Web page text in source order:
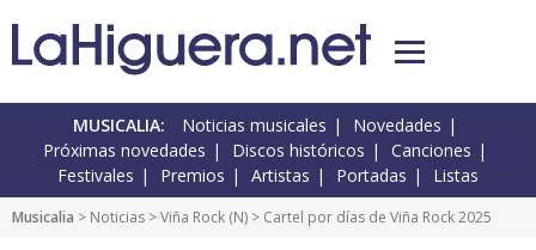
MUSICALIA: Noticias musicales
Novedades
Próximas novedades
Discos históricos
Canciones
Festivales
Premios Artistas Portadas Listas
Musicalia > Noticias >Viña Rock (N) > Cartel por días de Viña Rock 2025